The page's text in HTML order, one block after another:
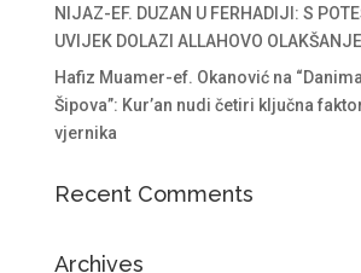
NIJAZ-EF. DUZAN U FERHADIJI: S
UVIJEK DOLAZI ALLAHOVO OLAKŠANJE
Hafiz Muamer-ef. Okanović na
Šipova”: Kur’an nudi četiri ključna
vjernika
Recent Comments
Archives